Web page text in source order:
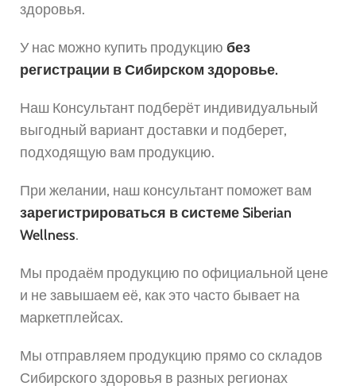
здоровья.
У нас можно купить продукцию без
регистрации в Сибирском здоровье.
Наш Консультант подберёт индивидуальный
выгодный вариант доставки и подберет,
подходящую вам продукцию.
При желании, наш консультант поможет вам
зарегистрироваться в системе Siberian
Wellness.
Мы продаём продукцию по официальной цене
и не завышаем её, как это часто бывает на
маркетплейсах.
Мы отправляем продукцию прямо со складов
Сибирского здоровья в разных регионах